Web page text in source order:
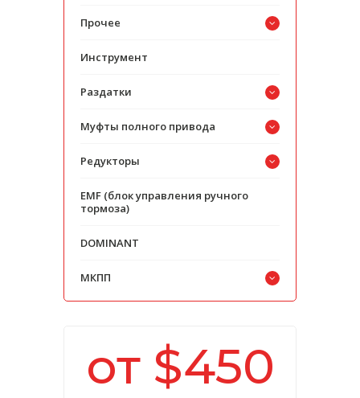
Прочее
Инструмент
Раздатки
Муфты полного привода
Редукторы
EMF (блок управления ручного
тормоза)
DOMINANT
МКПП
от $450